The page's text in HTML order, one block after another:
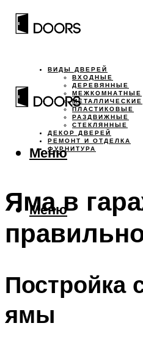
ВИДЫ ДВЕРЕЙ
ВХОДНЫЕ
ДЕРЕВЯННЫЕ
МЕЖКОМНАТНЫЕ
МЕТАЛЛИЧЕСКИЕ
ПЛАСТИКОВЫЕ
РАЗДВИЖНЫЕ
СТЕКЛЯННЫЕ
ДЕКОР ДВЕРЕЙ
РЕМОНТ И ОТДЕЛКА
ФУРНИТУРА
Меню
Меню
Яма в
Постройка
ямы